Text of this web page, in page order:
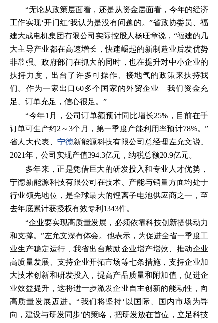
“无论从政策层面看，还是从资金层面看，今年的经济
工作实现‘开门红’我认为是没有问题的。”省政协委员、福
建大成电机集团有限公司实际控股人杨旺章说，“福建的几
大主导产业都在高速增长，快速崛起的新制造业后发优势
非常强。政府部门在抓大的同时，也在提升对中小企业的
扶持力度，出台了许多可操作、接地气的政策来扶持我
们。作为一家出口60多个国家的外贸企业，我们资金充
足、订单充足，信心很足。”
“今年1月，公司订单额预计同比增长25%，目前在手
订单可生产约2～3个月，第一季度产能利用率预计78%。”
省人大代表、 宁德新能源科技有限公司总经理左允文说。
2021年，公司实现产值394.3亿元，纳税总额20.9亿元。
多年来，正是凭借巨大的研发投入和专业人才优势，
宁德新能源科技有限公司在技术、产能与销量方面均处于
行业领先地位，是全球最大的锂离子电池供应商之一，至
去年底累计获授权有效专利1343件。
“企业要实现高质量发展，必须依靠科技创新提供动力
和支撑。”左允文深有体会。他表示，为促进全省一季度工
业生产稳定运行，我省出台鼓励企业增产增效、推动企业
高质量发展、支持企业开拓市场等七条措施，支持企业加
大技术创新和研发投入，提高产品质量和附加值，促进企
业效益提升，这将进一步激发企业自主创新的能动性，向
高质量发展迈进。“我们将坚持‘以国际、国内市场为导
向，建设与研发同步’的策略，把研发放在首位，立足科技